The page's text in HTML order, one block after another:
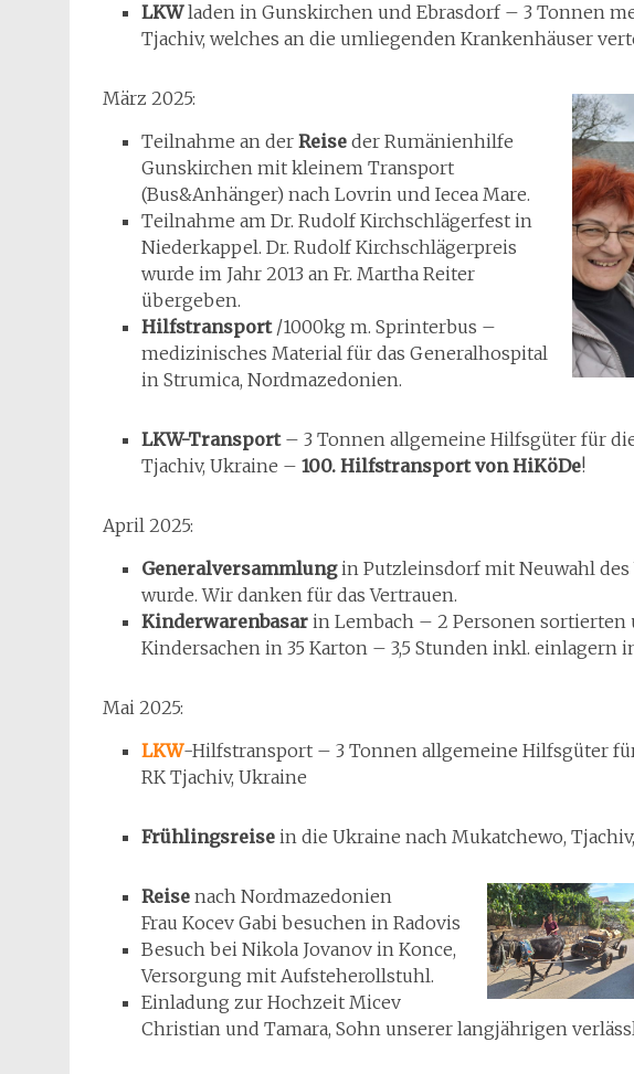
LKWladen in Gunskirchen und Ebrasdorf – 3 Tonnen
Tjachiv, welches an die umliegenden Krankenhäuser
März 2025:
Teilnahme an der Reise der Rumänienhilfe
Gunskirchen mit kleinem Transport
(Bus&Anhänger) nach Lovrin und Iecea Mare.
Teilnahme am Dr. Rudolf Kirchschlägerfest in
Niederkappel. Dr. Rudolf Kirchschlägerpreis
wurde im Jahr 2013 an Fr. Martha Reiter
übergeben.
Hilfstransport/1000kg m. Sprinterbus –
medizinisches Material für das Generalhospital
in Strumica, Nordmazedonien.
LKW-Transport– 3 Tonnen allgemeine Hilfsgüter für
Tjachiv, Ukraine – 100. Hilfstransport von HiKöDe!
April 2025:
Generalversammlungin Putzleinsdorf mit Neuwahl
wurde. Wir danken für das Vertrauen.
Kinderwarenbasar in Lembach – 2 Personen
Kindersachen in 35 Karton – 3,5 Stunden inkl. einlagern
Mai 2025:
LKW-Hilfstransport – 3 Tonnen allgemeine Hilfsgüter
RK Tjachiv, Ukraine
Frühlingsreise in die Ukraine nach Mukatchewo,
Reise nach Nordmazedonien
Frau Kocev Gabi besuchen in Radovis
Besuch bei Nikola Jovanov in Konce,
Versorgung mit Aufsteherollstuhl.
Einladung zur Hochzeit Micev
Christian und Tamara, Sohn unserer langjährigen